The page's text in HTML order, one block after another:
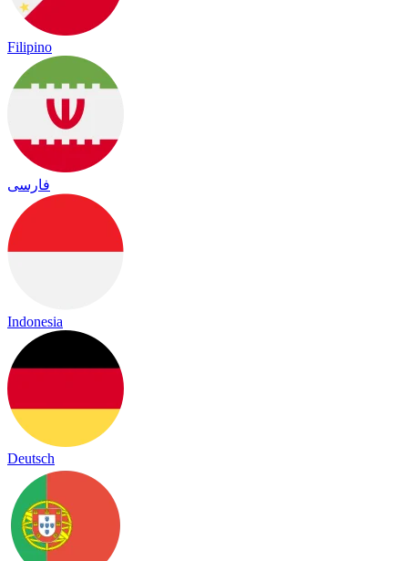
Filipino
فارسی
Indonesia
Deutsch